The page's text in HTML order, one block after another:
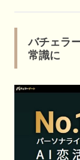
バチェラ
常識に